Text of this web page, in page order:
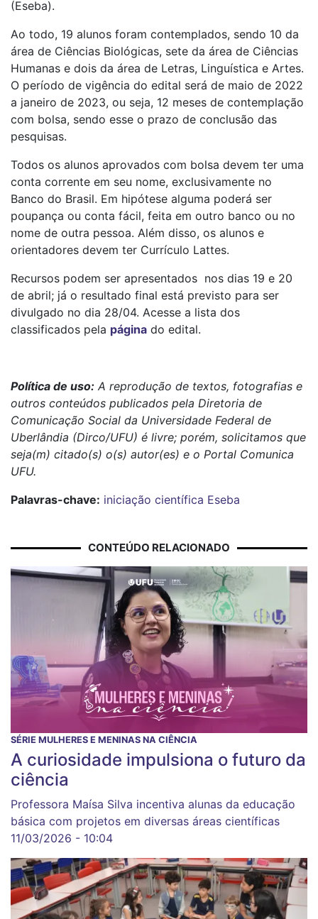
(Eseba).
Ao todo, 19 alunos foram contemplados, sendo 10 da
área de Ciências Biológicas, sete da área de Ciências
Humanas e dois da área de Letras, Linguística e Artes.
O período de vigência do edital será de maio de 2022
a janeiro de 2023, ou seja, 12 meses de contemplação
com bolsa, sendo esse o prazo de conclusão das
pesquisas.
Todos os alunos aprovados com bolsa devem ter uma
conta corrente em seu nome, exclusivamente no
Banco do Brasil. Em hipótese alguma poderá ser
poupança ou conta fácil, feita em outro banco ou no
nome de outra pessoa. Além disso, os alunos e
orientadores devem ter Currículo Lattes.
Recursos podem ser apresentados nos dias 19 e 20
de abril; já o resultado final está previsto para ser
divulgado no dia 28/04. Acesse a lista dos
classificados pela página do edital.
Política de uso: A reprodução de textos, fotografias e
outros conteúdos publicados pela Diretoria de
Comunicação Social da Universidade Federal de
Uberlândia (Dirco/UFU) é livre; porém, solicitamos que
seja(m) citado(s) o(s) autor(es) e o Portal Comunica
UFU.
Palavras-chave: iniciação científica Eseba
CONTEÚDO RELACIONADO
SÉRIE MULHERES E MENINAS NA CIÊNCIA
A curiosidade impulsiona o futuro da
ciência
Professora Maísa Silva incentiva alunas da educação
básica com projetos em diversas áreas científicas
11/03/2026 - 10:04